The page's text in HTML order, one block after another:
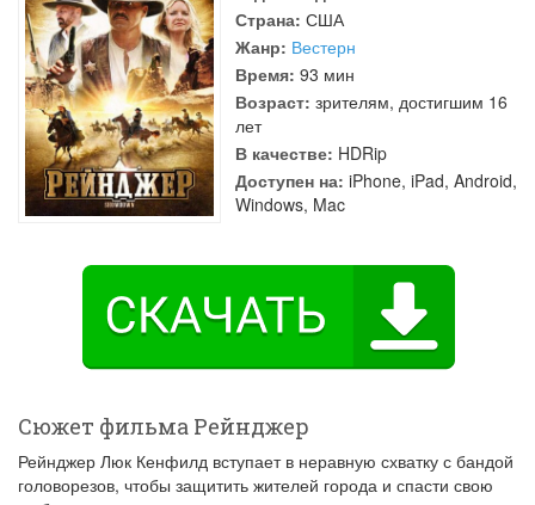
Страна: США
Жанр: Вестерн
Время: 93 мин
Возраст: зрителям, достигшим 16
лет
В качестве: HDRip
Доступен на: iPhone, iPad, Android,
Windows, Mac
Сюжет фильма Рейнджер
Рейнджер Люк Кенфилд вступает в неравную схватку с бандой
головорезов, чтобы защитить жителей города и спасти свою